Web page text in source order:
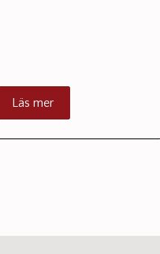
Läs mer